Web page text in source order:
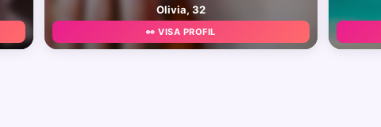
Olivia, 32
👀 VISA PROFIL